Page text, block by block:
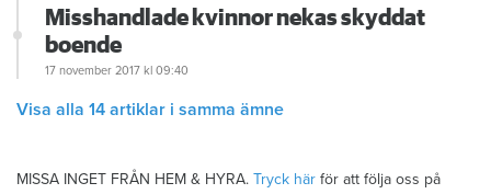
Misshandlade kvinnor nekas skyddat
boende
17 november 2017 kl 09:40
Visa alla 14 artiklar i samma ämne
MISSA INGET FRÅN HEM & HYRA. Tryck här för att följa oss på